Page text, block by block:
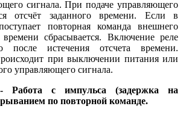
сигнала. При подаче управляющего
отсчёт заданного времени. Если в
повторная команда внешнего
времени сбрасывается. Включение реле
после истечения отсчета времени.
при выключении питания или
управляющего сигнала.
с импульса (задержка на
по повторной команде.